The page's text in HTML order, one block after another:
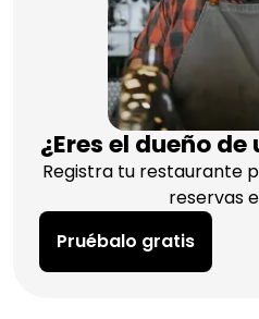
¿Eres el dueño
Registra tu restaurante
reservas
Pruébalo gratis